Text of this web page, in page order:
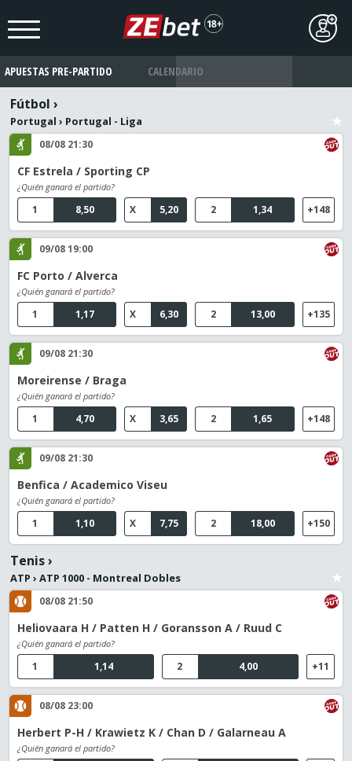
APUESTAS PRE-PARTIDO CALENDARIO
Fútbol ›
Portugal › Portugal - Liga
08/08 21:30
CF Estrela / Sporting CP
¿Quién ganará el partido?
8,50
1 5,20
X 1,34
2 +148
09/08 19:00
FC Porto / Alverca
¿Quién ganará el partido?
1,17
1 6,30
X 13,00
2 +135
09/08 21:30
Moreirense / Braga
¿Quién ganará el partido?
4,70
1 3,65
X 1,65
2 +148
09/08 21:30
Benfica / Academico Viseu
¿Quién ganará el partido?
1,10
1 7,75
X 18,00
2 +150
Tenis›
ATP › ATP 1000 - Montreal Dobles
08/08 21:50
Heliovaara H / Patten H / Goransson A / Ruud C
¿Quién ganará el partido?
1,14
1 4,00
2 +11
08/08 23:00
Herbert P-H / Krawietz K / Chan D / Galarneau A
¿Quién ganará el partido?